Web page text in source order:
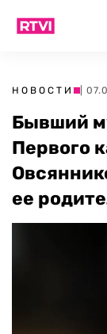
НОВОСТИ |
Бывший
Первого
ее